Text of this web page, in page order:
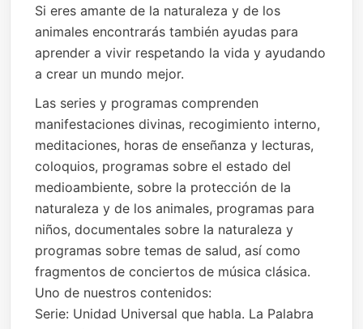
Si eres amante de la naturaleza y de los
animales encontrarás también ayudas para
aprender a vivir respetando la vida y ayudando
a crear un mundo mejor.
Las series y programas comprenden
manifestaciones divinas, recogimiento interno,
meditaciones, horas de enseñanza y lecturas,
coloquios, programas sobre el estado del
medioambiente, sobre la protección de la
naturaleza y de los animales, programas para
niños, documentales sobre la naturaleza y
programas sobre temas de salud, así como
fragmentos de conciertos de música clásica.
Uno de nuestros contenidos:
Serie: Unidad Universal que habla. La Palabra